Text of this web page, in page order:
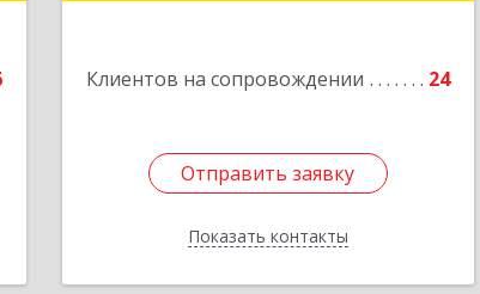
Клиентов на сопровождении 24
Отправить заявку
Показать контакты
Отправить заявку
Назад